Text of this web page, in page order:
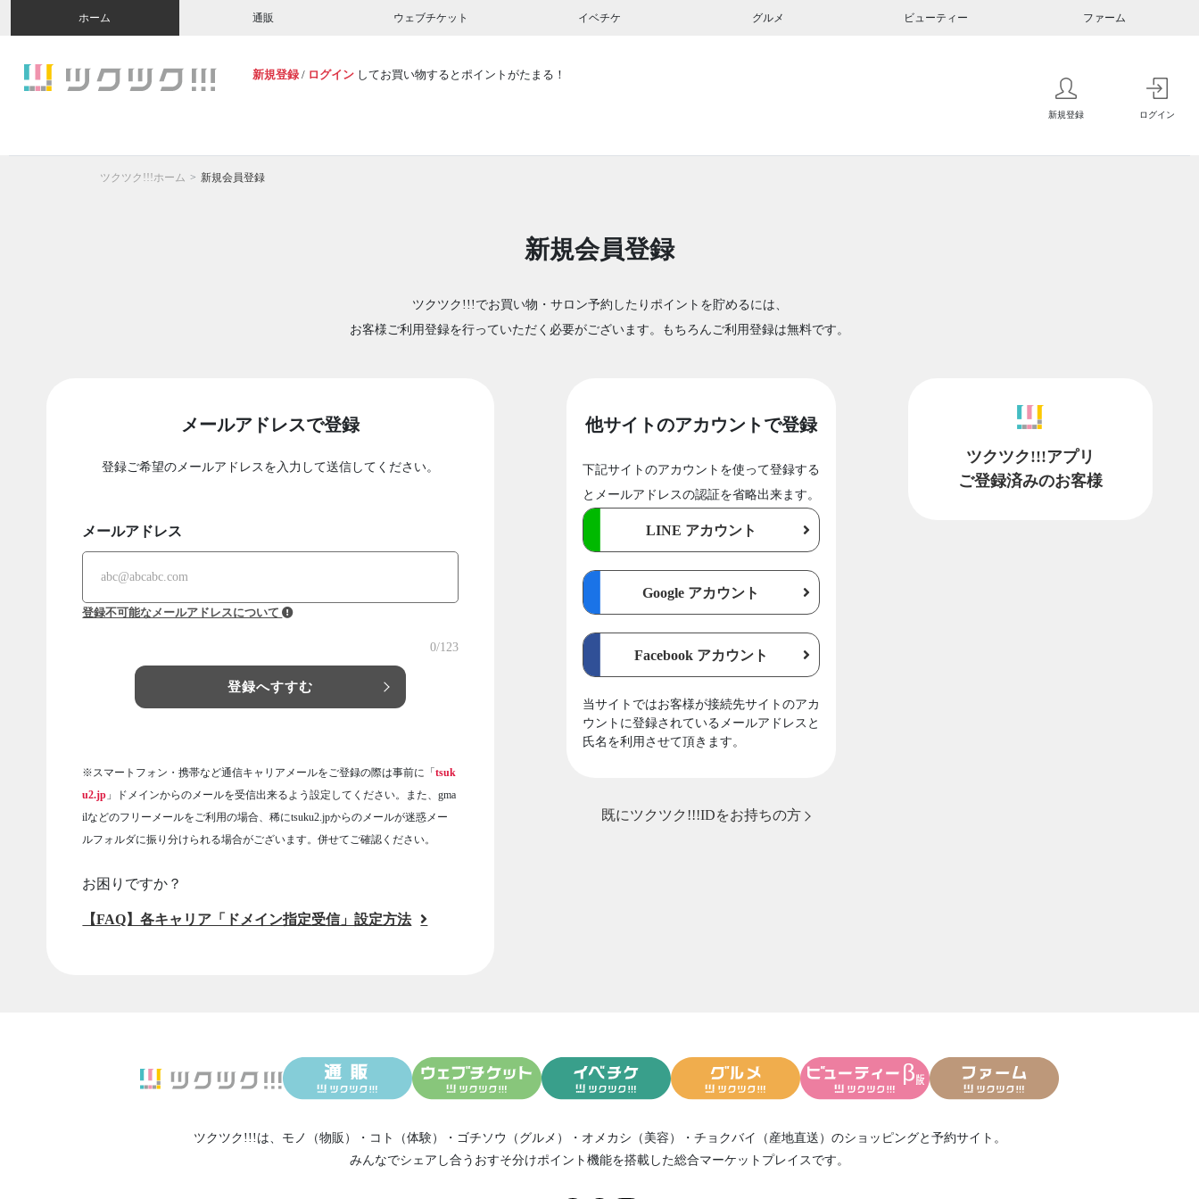
ホーム 通販 ウェブチケット イベチケ グルメ ビューティー ファーム
新規登録 / ログイン してお買い物するとポイントがたまる！
新規登録 ログイン
ツクツク!!!ホーム 新規会員登録
新規会員登録
ツクツク!!!でお買い物・サロン予約したりポイントを貯めるには、
お客様ご利用登録を行っていただく必要がございます。もちろんご利用登録は無料です。
メールアドレスで登録
登録ご希望のメールアドレスを入力して送信してください。
メールアドレス
登録不可能なメールアドレスについて
0/123
登録へすすむ
※スマートフォン・携帯など通信キャリアメールをご登録の際は事前に「tsuk
u2.jp 」ドメインからのメールを受信出来るよう設定してください。また、gma
ilなどのフリーメールをご利用の場合、稀にtsuku2.jpからのメールが迷惑メー
ルフォルダに振り分けられる場合がございます。併せてご確認ください。
お困りですか？
【FAQ】各キャリア「ドメイン指定受信」設定方法
他サイトのアカウントで登録
下記サイトのアカウントを使って登録する
とメールアドレスの認証を省略出来ます。
LINE アカウント
Google アカウント
Facebook アカウント
当サイトではお客様が接続先サイトのアカ
ウントに登録されているメールアドレスと
氏名を利用させて頂きます。
既にツクツク!!!IDをお持ちの方
ツクツク!!!アプリ
ご登録済みのお客様
ツクツク!!!は、 モノ（物販） ・ コト（体験） ・ ゴチソウ（グルメ） ・ オメカシ（美容） ・ チョクバイ（産地直送） のショッピングと予約サイト。
みんなでシェアし合う おすそ分けポイント機能を搭載した総合マーケットプレイスです。